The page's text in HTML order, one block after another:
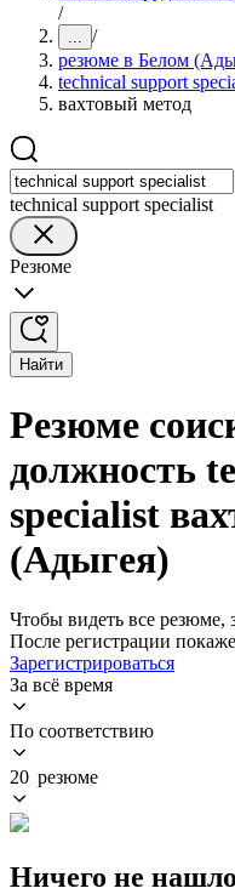
/
... /
резюме в Белом
technical support
вахтовый метод
technical support specialist
Резюме
Найти
Резюме
должность
specialist
(Адыгея)
Чтобы видеть все резюме,
После регистрации
Зарегистрироваться
За всё время
По соответствию
20 резюме
Ничего не